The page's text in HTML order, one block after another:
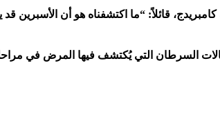
قائلاً: “ما اكتشفناه هو أن الأسبرين
السرطان التي يُكتشف فيها المرض في